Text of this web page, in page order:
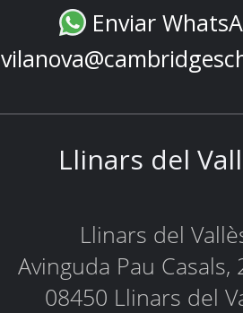
Enviar
Llinars del
Llinars del
Avinguda Pau Casals,
08450 Llinars del